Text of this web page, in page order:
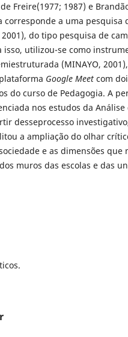
Freire(1977; 1987) e
corresponde a uma pesquisa
do tipo pesquisa de
isso, utilizou-se como
(MINAYO,
Google Meet com
do curso de Pedagogia. A
nos estudos da Análise
desseprocesso
a ampliação do olhar
e as dimensões que
muros das escolas e das